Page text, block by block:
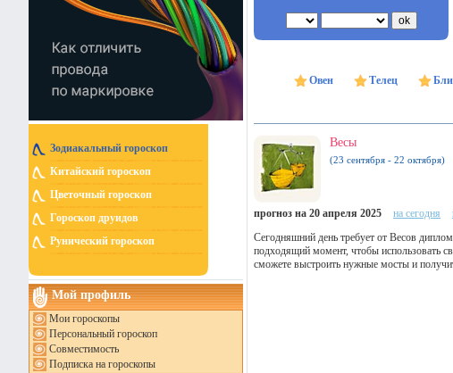
Зодиакальный гороскоп
Китайский гороскоп
Цветочный гороскоп
Гороскоп друидов
Рунический гороскоп
Мой профиль
Мои гороскопы
Персональный гороскоп
Совместимость
Подписка на гороскопы
Овен Телец
Весы
(23 сентября - 22 октября)
прогноз на 20 апреля 2025 на сегодня
Сегодняшний день требует от Весов
подходящий момент, чтобы использовать
сможете выстроить нужные мосты и